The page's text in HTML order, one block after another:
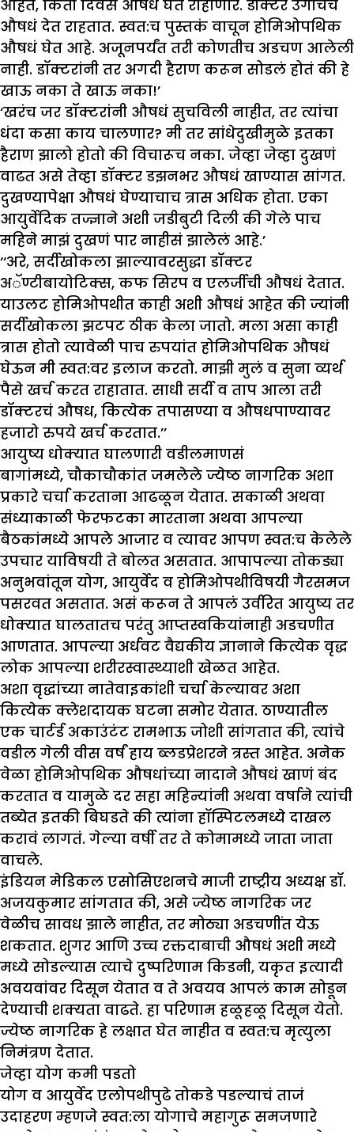
आहेत, किती दिवस औषधं घेत राहाणार. डौक्टर उगीचच
औषधं देत राहतात. स्वत:च पुस्तकं वाचून होमिओपथिक
औषधं घेत आहे. अजूनपर्यंत तरी कोणतीच अडचण आलेली
नाही. डॉक्टरांनी तर अगदी हैराण करून सोडलं होतं की हे
खाऊ नका ते खाऊ नका!’
‘खरंच जर डॉक्टरांनी औषधं सुचविली नाहीत, तर त्यांचा
धंदा कसा काय चालणार? मी तर सांधेदुखीमुळे इतका
हैराण झालो होतो की विचारूच नका. जेव्हा जेव्हा दुखणं
वाढत असे तेव्हा डॉक्टर डझनभर औषधं खाण्यास सांगत.
दुखण्यापेक्षा औषधं घेण्याचाच त्रास अधिक होता. एका
आयुर्वेदिक तज्ज्ञाने अशी जडीबुटी दिली की गेले पाच
महिने माझं दुखणं पार नाहीसं झालेलं आहे.’
‘‘अरे, सर्दीखोकला झाल्यावरसुद्धा डॉक्टर
अॅण्टीबायोटिक्स, कफ सिरप व एलर्जीची औषधं देतात.
याउलट होमिओपथीत काही अशी औषधं आहेत की ज्यांनी
सर्दीखोकला झटपट ठीक केला जातो. मला असा काही
त्रास होतो त्यावेळी पाच रुपयांत होमिओपथिक औषधं
घेऊन मी स्वत:वर इलाज करतो. माझी मुलं व सुना व्यर्थ
पैसे खर्च करत राहातात. साधी सर्दी व ताप आला तरी
डॉक्टरचं औषध, कित्येक तपासण्या व औषधपाण्यावर
हजारो रुपये खर्च करतात.’’
आयुष्य धोक्यात घालणारी वडीलमाणसं
बागांमध्ये, चौकाचौकांत जमलेले ज्येष्ठ नागरिक अशा
प्रकारे चर्चा करताना आढळून येतात. सकाळी अथवा
संध्याकाळी फेरफटका मारताना अथवा आपल्या
बैठकांमध्ये आपले आजार व त्यावर आपण स्वत:च केलेले
उपचार याविषयी ते बोलत असतात. आपापल्या तोकड्या
अनुभवांतून योग, आयुर्वेद व होमिओपथीविषयी गैरसमज
पसरवत असतात. असं करून ते आपलं उर्वरित आयुष्य तर
धोक्यात घालतातच परंतु आप्तस्वकियांनाही अडचणीत
आणतात. आपल्या अर्धवट वैद्यकीय ज्ञानाने कित्येक वृद्ध
लोक आपल्या शरीरस्वास्थ्याशी खेळत आहेत.
अशा वृद्धांच्या नातेवाइकांशी चर्चा केल्यावर अशा
कित्येक क्लेशदायक घटना समोर येतात. ठाण्यातील
एक चार्टर्ड अकाउंटंट रामभाऊ जोशी सांगतात की, त्यांचे
वडील गेली वीस वर्षं हाय ब्लडप्रेशरने त्रस्त आहेत. अनेक
वेळा होमिओपथिक औषधांच्या नादाने औषधं खाणं बंद
करतात व यामुळे दर सहा महिन्यांनी अथवा वर्षाने त्यांची
तब्येत इतकी बिघडते की त्यांना हॉस्पिटलमध्ये दाखल
करावं लागतं. गेल्या वर्षी तर ते कोमामध्ये जाता जाता
वाचले.
इंडियन मेडिकल एसोसिएशनचे माजी राष्ट्रीय अध्यक्ष डॉ.
अजयकुमार सांगतात की, असे ज्येष्ठ नागरिक जर
वेळीच सावध झाले नाहीत, तर मोठ्या अडचणींत येऊ
शकतात. शुगर आणि उच्च रक्तदाबाची औषधं अशी मध्ये
मध्ये सोडल्यास त्याचे दुष्परिणाम किडनी, यकृत इत्यादी
अवयवांवर दिसून येतात व ते अवयव आपलं काम सोडून
देण्याची शक्यता वाढते. हा परिणाम हळूहळू दिसून येतो.
ज्येष्ठ नागरिक हे लक्षात घेत नाहीत व स्वत:च मृत्युला
निमंत्रण देतात.
जेव्हा योग कमी पडतो
योग व आयुर्वेद एलोपथीपुढे तोकडे पडल्याचं ताजं
उदाहरण म्हणजे स्वत:ला योगाचे महागुरू समजणारे